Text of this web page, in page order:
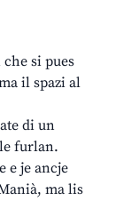
si pues
il spazi al
di un
furlan.
e je ancje
ma lis